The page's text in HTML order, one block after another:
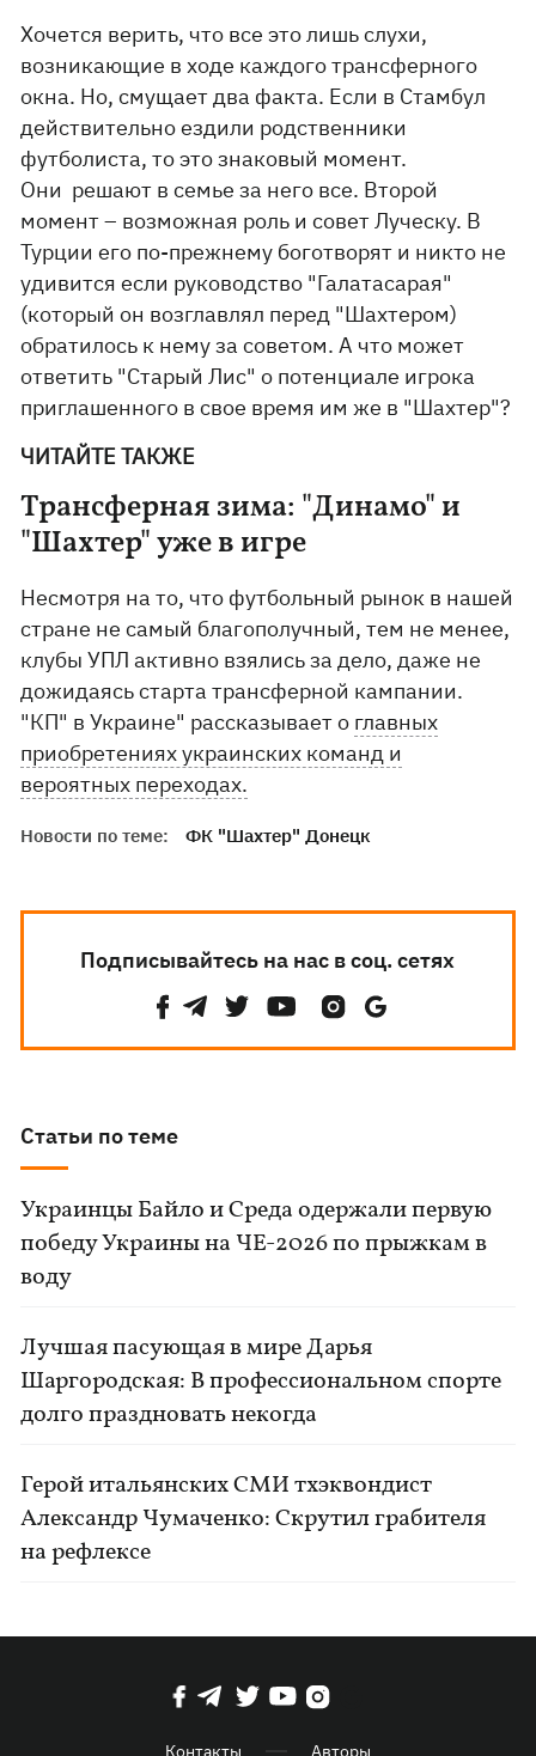
Хочется верить, что все это лишь слухи,
возникающие в ходе каждого трансферного
окна. Но, смущает два факта. Если в Стамбул
действительно ездили родственники
футболиста, то это знаковый момент.
Они решают в семье за него все. Второй
момент – возможная роль и совет Луческу. В
Турции его по-прежнему боготворят и никто не
удивится если руководство "Галатасарая"
(который он возглавлял перед "Шахтером)
обратилось к нему за советом. А что может
ответить "Старый Лис" о потенциале игрока
приглашенного в свое время им же в "Шахтер"?
ЧИТАЙТЕ ТАКЖЕ
Трансферная зима: "Динамо" и
"Шахтер" уже в игре
Несмотря на то, что футбольный рынок в нашей
стране не самый благополучный, тем не менее,
клубы УПЛ активно взялись за дело, даже не
дожидаясь старта трансферной кампании.
"КП" в Украине" рассказывает о главных
приобретениях украинских команд и
вероятных переходах.
Новости по теме: ФК "Шахтер" Донецк
Подписывайтесь на нас в соц. сетях
Статьи по теме
Украинцы Байло и Среда одержали первую
победу Украины на ЧЕ-2026 по прыжкам в
воду
Лучшая пасующая в мире Дарья
Шаргородская: В профессиональном спорте
долго праздновать некогда
Герой итальянских СМИ тхэквондист
Александр Чумаченко: Скрутил грабителя
на рефлексе
Контакты Авторы